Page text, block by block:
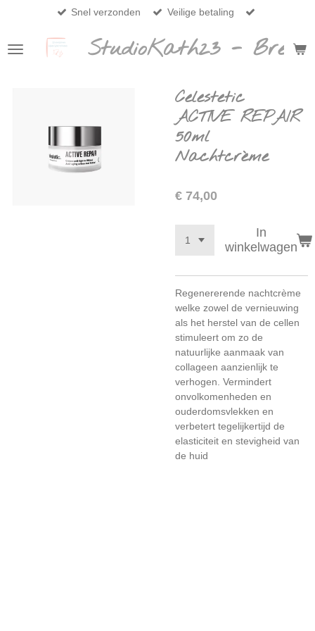
naar
de
StudioKath23 -
Snel verzonden Veilige betaling
Celestetic
ACTIVE REPAIR
50ml
Nachtcrème
€ 74,00
In
winkelwagen
Regenererende nachtcrème
welke zowel de vernieuwing
als het herstel van de cellen
stimuleert om zo de
natuurlijke aanmaak van
collageen aanzienlijk te
verhogen. Vermindert
onvolkomenheden en
ouderdomsvlekken en
verbetert tegelijkertijd de
elasticiteit en stevigheid van
de huid